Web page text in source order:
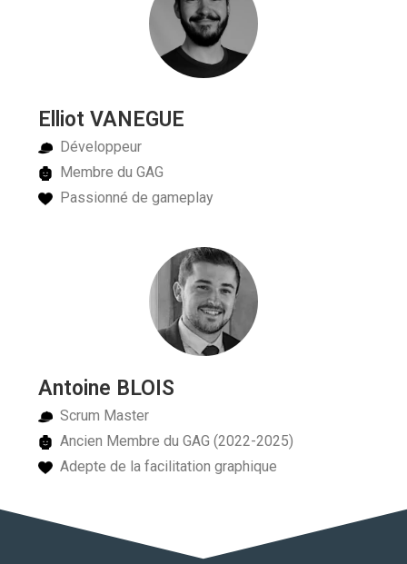
Elliot VANEGUE
Développeur
Membre du GAG
Passionné de gameplay
Antoine BLOIS
Scrum Master
Ancien Membre du GAG (2022-2025)
Adepte de la facilitation graphique